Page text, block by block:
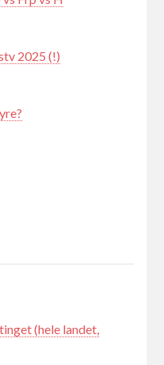
2025 (!)
(hele landet,